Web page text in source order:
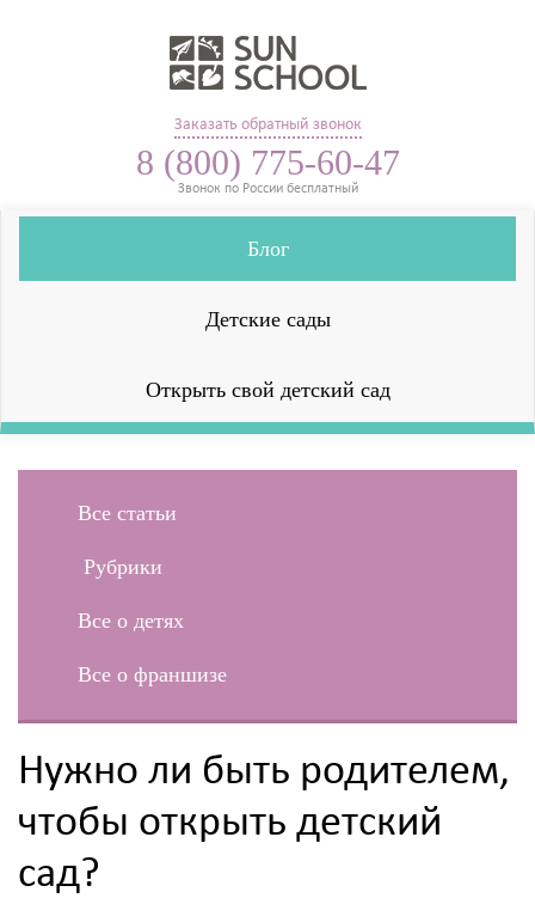
Заказать обратный звонок
8 (800) 775-60-47
Звонок по России бесплатный
Блог
Детские сады
Открыть свой детский сад
Все статьи
Рубрики
Все о детях
Все о франшизе
Нужно ли быть родителем,
чтобы открыть детский
сад?